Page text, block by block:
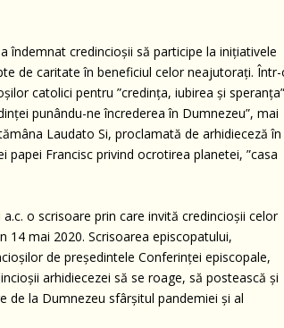
îndemnat credincioșii să participe la inițiativele
de caritate în beneficiul celor neajutorați.
catolici pentru ”credința, iubirea și
punându-ne încrederea în Dumnezeu”, mai
Laudato Si, proclamată de arhidieceză în
papei Francisc privind ocrotirea planetei, ”casa
o scrisoare prin care invită credincioșii celor
14 mai 2020. Scrisoarea episcopatului,
de președintele Conferinței episcopale,
arhidiecezei să se roage, să postească și
de la Dumnezeu sfârșitul pandemiei și al